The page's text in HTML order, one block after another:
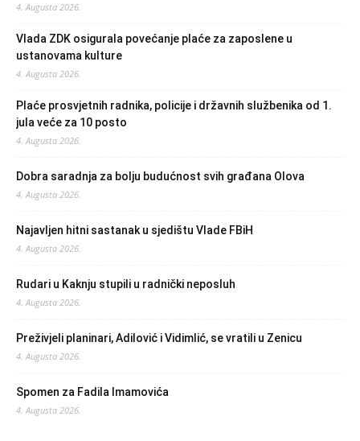
4. Augusta 2026.
Vlada ZDK osigurala povećanje plaće za zaposlene u
ustanovama kulture
4. Augusta 2026.
Plaće prosvjetnih radnika, policije i državnih službenika od 1.
jula veće za 10 posto
4. Augusta 2026.
Dobra saradnja za bolju budućnost svih građana Olova
4. Augusta 2026.
Najavljen hitni sastanak u sjedištu Vlade FBiH
4. Augusta 2026.
Rudari u Kaknju stupili u radnički neposluh
4. Augusta 2026.
Preživjeli planinari, Adilović i Vidimlić, se vratili u Zenicu
4. Augusta 2026.
Spomen za Fadila Imamovića
4. Augusta 2026.